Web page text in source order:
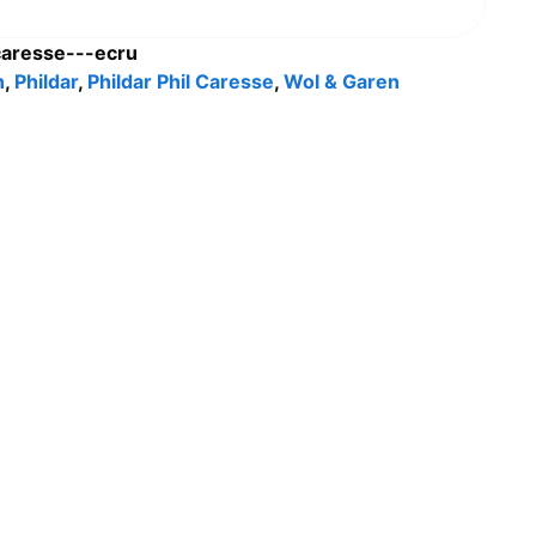
ecru
, Phildar, Phildar Phil Caresse, Wol & Garen